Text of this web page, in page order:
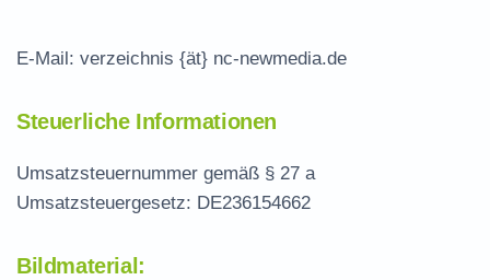
E-Mail: verzeichnis {ät} nc-newmedia.de
Steuerliche Informationen
Umsatzsteuernummer gemäß § 27 a
Umsatzsteuergesetz: DE236154662
Bildmaterial: